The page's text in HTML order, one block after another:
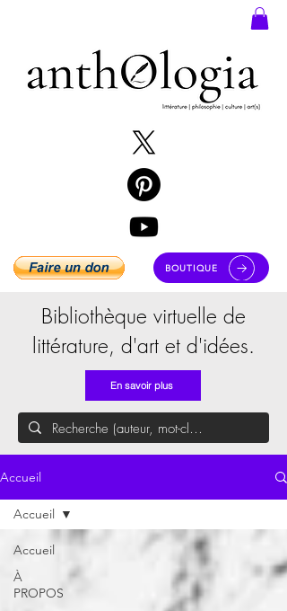
BOUTIQUE
Bibliothèque virtuelle de
littérature, d'art et d'idées.
En savoir plus
Accueil
Accueil
À
PROPOS
Accueil